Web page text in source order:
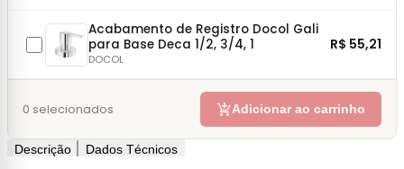
Acabamento de Registro Docol Gali
para Base Deca 1/2, 3/4, 1
DOCOL
R$ 55,21
0 selecionados add_shopping_cartAdicionar ao carrinho
Descrição
Dados Técnicos